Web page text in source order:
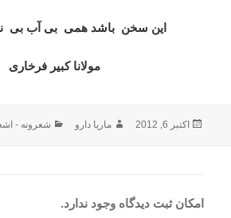
این سخن باشد همی بی آب بی
مولانا کبیر فرخاری
ارسال
اکتبر 6, 2012 نویسنده
ماریا دارو دسته‌ها
شعرونه -
امکان ثبت دیدگاه وجود ندارد.